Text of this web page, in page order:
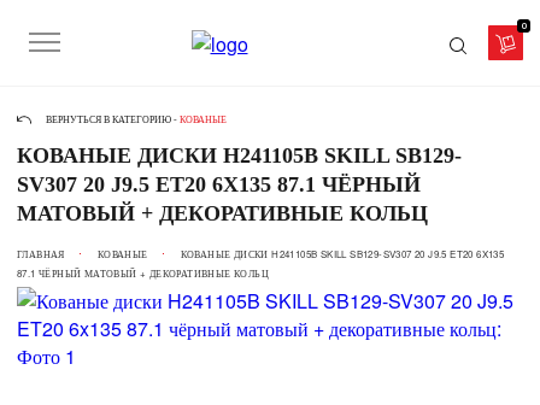
0
ВЕРНУТЬСЯ В КАТЕГОРИЮ - КОВАНЫЕ
КОВАНЫЕ ДИСКИ H241105B SKILL SB129-
SV307 20 J9.5 ET20 6X135 87.1 ЧЁРНЫЙ
МАТОВЫЙ + ДЕКОРАТИВНЫЕ КОЛЬЦ
ГЛАВНАЯ КОВАНЫЕ
КОВАНЫЕ ДИСКИ H241105B SKILL SB129-SV307 20 J9.5 ET20 6X135
87.1 ЧЁРНЫЙ МАТОВЫЙ + ДЕКОРАТИВНЫЕ КОЛЬЦ